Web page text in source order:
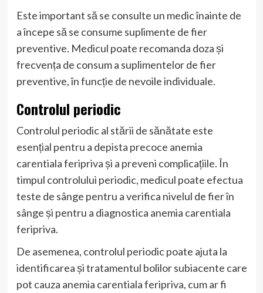
Este important să se consulte un medic înainte de
a începe să se consume suplimente de fier
preventive. Medicul poate recomanda doza și
frecvența de consum a suplimentelor de fier
preventive, în funcție de nevoile individuale.
Controlul periodic
Controlul periodic al stării de sănătate este
esențial pentru a depista precoce anemia
carentiala feripriva și a preveni complicațiile. În
timpul controlului periodic, medicul poate efectua
teste de sânge pentru a verifica nivelul de fier în
sânge și pentru a diagnostica anemia carentiala
feripriva.
De asemenea, controlul periodic poate ajuta la
identificarea și tratamentul bolilor subiacente care
pot cauza anemia carentiala feripriva, cum ar fi